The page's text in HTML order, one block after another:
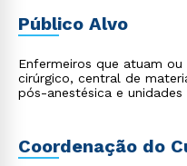
Público Alvo
Enfermeiros que atuam
cirúrgico, central de
pós-anestésica e unidades
Coordenação do